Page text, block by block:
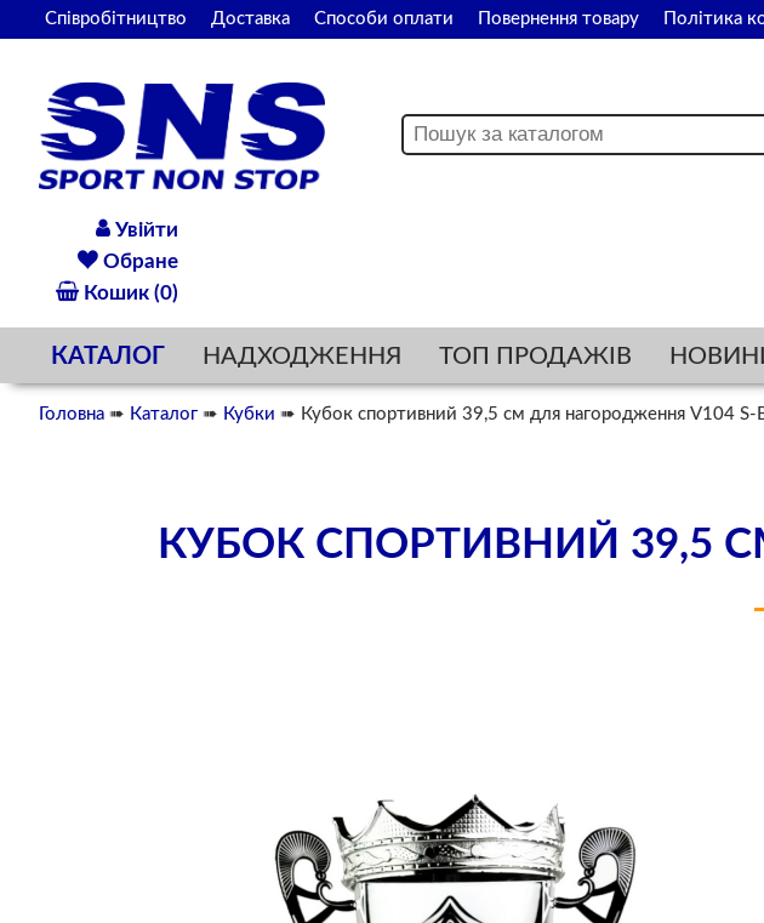
Співробітництво Доставка Способи оплати Повернення товару Політика
Увійти
Обране
Кошик (0)
КАТАЛОГ НАДХОДЖЕННЯ ТОП ПРОДАЖІВ
Головна ➠ Каталог ➠ Кубки ➠ Кубок спортивний 39,5 см для нагородження V104 S-
КУБОК СПОРТИВНИЙ 39,5